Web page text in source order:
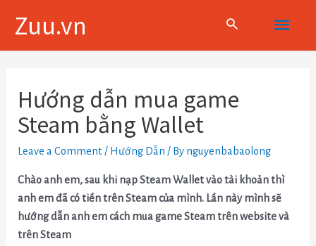
Zuu.vn
Main
Menu
Hướng dẫn mua game
Steam bằng Wallet
Leave a Comment / Hướng Dẫn / By nguyenbabaolong
Chào anh em, sau khi nạp Steam Wallet vào tài khoản thì
anh em đã có tiền trên Steam của mình. Lần này mình sẽ
hướng dẫn anh em cách mua game Steam trên website và
trên Steam
bài